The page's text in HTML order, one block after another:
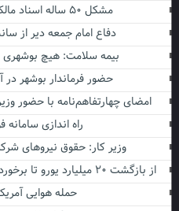
مشکل ۵۰ ساله اسناد مالکیت مردم بیدخون حل شد
دفاع امام جمعه دیر از
بیمه سلامت: هیچ بوشهری
حضور فرماندار بوشهر
امضای چهارتفاهم‌نامه با حضور
راه اندازی سامانه
وزیر کار: حقوق نیروهای
از بازگشت ۲۰ میلیارد یورو تا برخورد با شبکه کارت‌های بازرگانی اجاره‌ای
حمله هوایی آمریکا به ۳ شهر